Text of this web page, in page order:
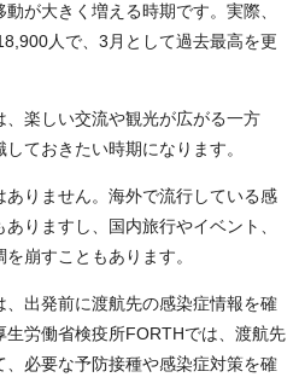
が大きく増える時期です。実際、
人で、3月として過去最高を更
楽しい交流や観光が広がる一方
ておきたい時期になります。
りません。海外で流行している感
りますし、国内旅行やイベント、
崩すこともあります。
出発前に渡航先の感染症情報を確
労働省検疫所FORTHでは、渡航先
必要な予防接種や感染症対策を確